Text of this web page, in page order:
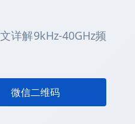
详解9kHz-40GHz频
微信二维码